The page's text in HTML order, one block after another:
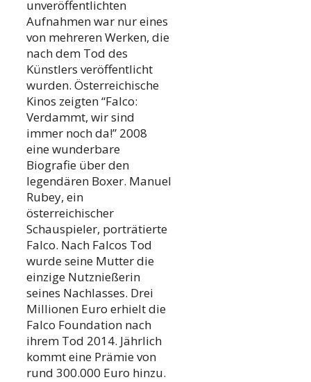
unveröffentlichten
Aufnahmen war nur eines
von mehreren Werken, die
nach dem Tod des
Künstlers veröffentlicht
wurden. Österreichische
Kinos zeigten “Falco:
Verdammt, wir sind
immer noch da!” 2008
eine wunderbare
Biografie über den
legendären Boxer. Manuel
Rubey, ein
österreichischer
Schauspieler, porträtierte
Falco. Nach Falcos Tod
wurde seine Mutter die
einzige Nutznießerin
seines Nachlasses. Drei
Millionen Euro erhielt die
Falco Foundation nach
ihrem Tod 2014. Jährlich
kommt eine Prämie von
rund 300.000 Euro hinzu.